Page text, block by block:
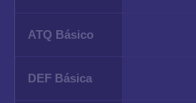
ATQ Básico
DEF Básica